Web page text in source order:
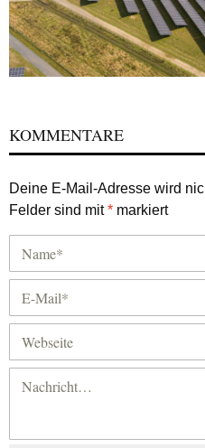
KOMMENTARE
Deine E-Mail-Adresse wird
Felder sind mit* markiert